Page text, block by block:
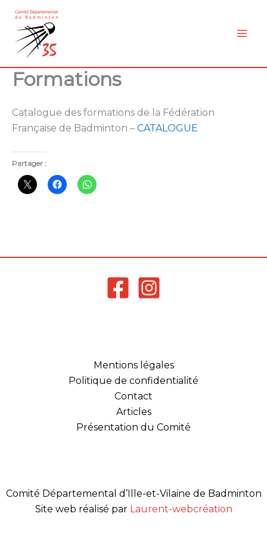
contenu
Formations
Catalogue des formations de la Fédération
Française de Badminton – CATALOGUE
Partager :
Mentions légales
Politique de confidentialité
Contact
Articles
Présentation du Comité
Comité Départemental d’Ille-et-Vilaine de Badminton
Site web réalisé par Laurent-webcréation